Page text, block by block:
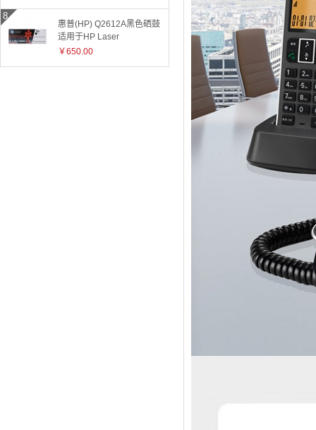
惠普(HP) Q2612A黑色硒鼓
适用于HP Laser
Jet1010/1015/1018/1020plus/1022/3015/3020/3030/050/3050z/
￥650.00